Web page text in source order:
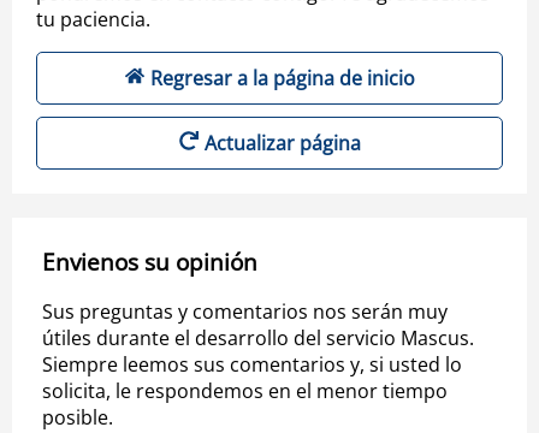
tu paciencia.
Regresar a la página de inicio
Actualizar página
Envienos su opinión
Sus preguntas y comentarios nos serán muy
útiles durante el desarrollo del servicio Mascus.
Siempre leemos sus comentarios y, si usted lo
solicita, le respondemos en el menor tiempo
posible.